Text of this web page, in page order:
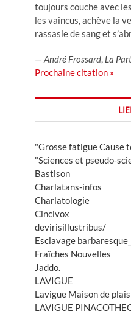
toujours couche avec
les vaincus, achève la
rassasie de sang et
—André Frossard, La
Prochaine citation »
"Grosse fatigue Cause
"Sciences et pseudo-
Bastison
Charlatans-infos
Charlatologie
Cincivox
devirisillustribus/
Esclavage
Fraîches Nouvelles
Jaddo.
LAVIGUE
Lavigue Maison de
LAVIGUE